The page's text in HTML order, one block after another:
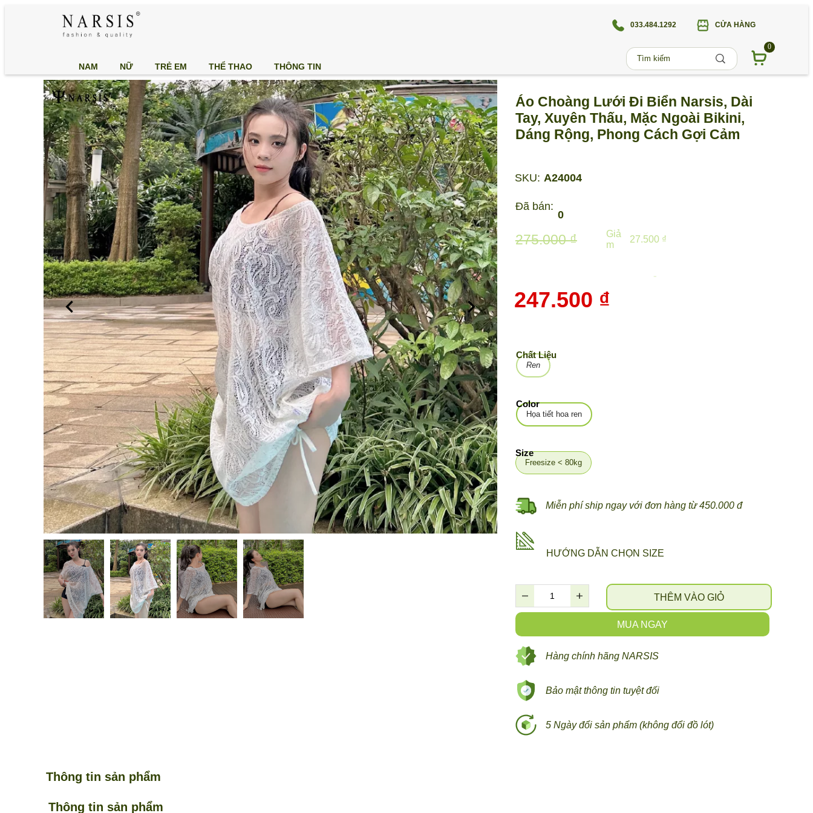
NAM NỮ TRẺ EM THỂ THAO THÔNG TIN
033.484.1292 CỬA HÀNG
0
Áo Choàng Lưới Đi Biển Narsis, Dài
Tay, Xuyên Thấu, Mặc Ngoài Bikini,
Dáng Rộng, Phong Cách Gợi Cảm
Đã bán:
0
Freesize < 80kg
Size
Ren
Chất Liệu
Họa tiết hoa ren
Color
MUA NGAY
THÊM VÀO GIỎ
HƯỚNG DẪN CHỌN SIZE
Miễn phí ship ngay với đơn hàng từ 450.000 đ
-
247.500 ₫
5 Ngày đổi sản phẩm (không đổi đồ lót)
Bảo mật thông tin tuyệt đối
Hàng chính hãng NARSIS
275.000 ₫ 27.500 ₫
Giả
m
SKU: A24004
Thông tin sản phẩm
Thông tin sản phẩm